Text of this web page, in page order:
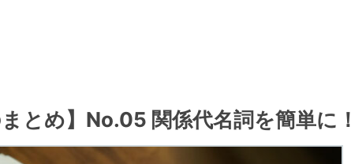
とめ】No.05 関係代名詞を簡単に！